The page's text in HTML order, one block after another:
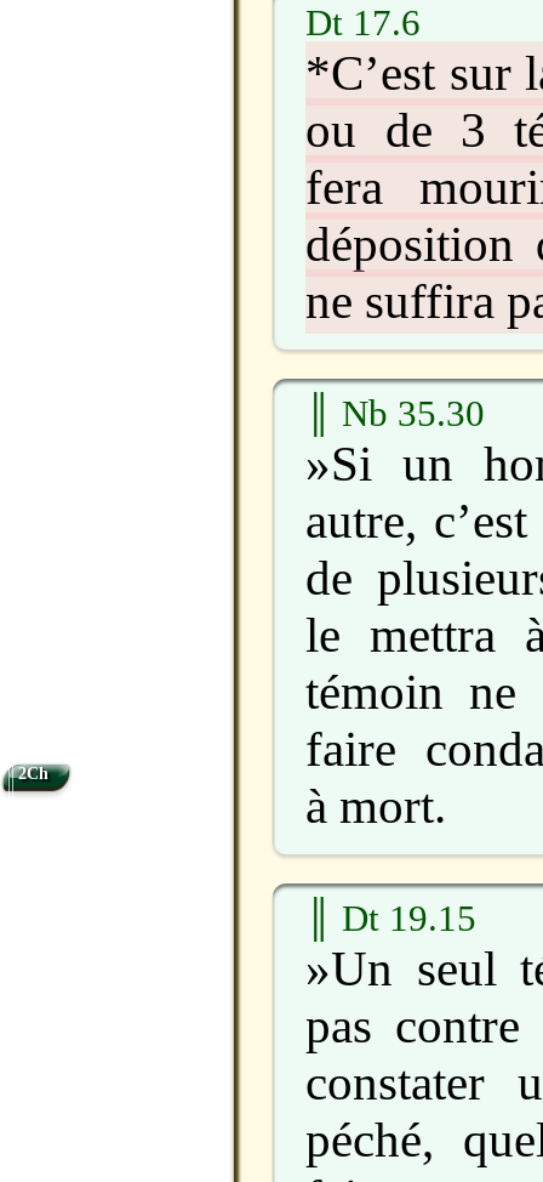
Dt 17.6
*C’est sur
ou de 3
fera
déposition
ne suffira
║ Nb 35.30
»Si un
autre,
de
le mettra
témoin ne
faire
à mort.
║ Dt 19.15
»Un seul
pas
constater
péché,
2Ch